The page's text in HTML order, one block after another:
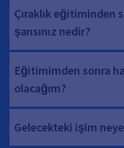
Çıraklık eğitiminden
şansınız nedir?
Eğitimimden sonra
olacağım?
Gelecekteki işim